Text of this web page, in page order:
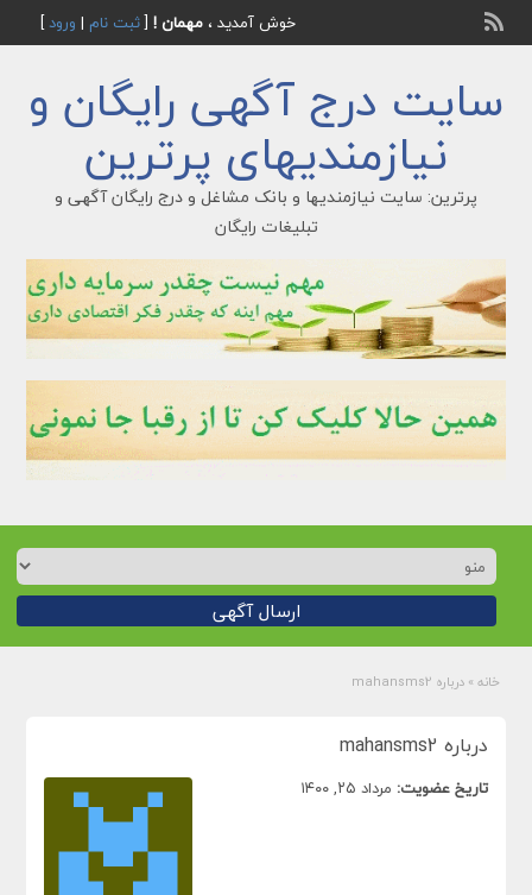
خوش آمدید ، مهمان ![ثبت نام | ورود]
سایت درج آگهی رایگان و
نیازمندیهای پرترین
پرترین: سایت نیازمندیها و بانک مشاغل و درج رایگان آگهی و
تبلیغات رایگان
ارسال آگهی
خانه » درباره mahansms2
درباره mahansms2
تاریخ عضویت: مرداد ۲۵, ۱۴۰۰